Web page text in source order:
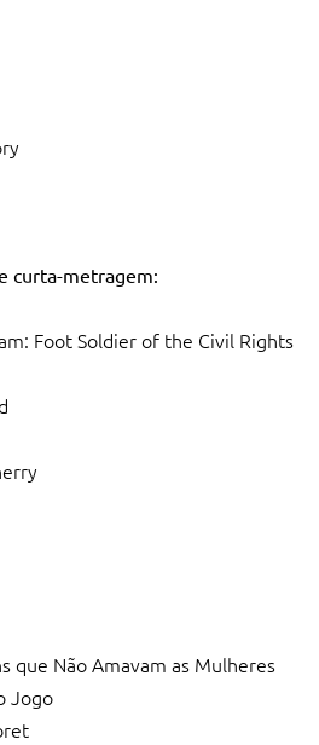
curta-metragem:
Foot Soldier of the Civil Rights
que Não Amavam as Mulheres
Jogo